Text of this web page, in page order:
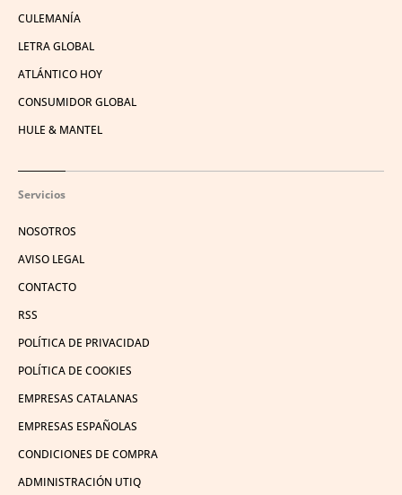
CULEMANÍA
LETRA GLOBAL
ATLÁNTICO HOY
CONSUMIDOR GLOBAL
HULE & MANTEL
Servicios
NOSOTROS
AVISO LEGAL
CONTACTO
RSS
POLÍTICA DE PRIVACIDAD
POLÍTICA DE COOKIES
EMPRESAS CATALANAS
EMPRESAS ESPAÑOLAS
CONDICIONES DE COMPRA
ADMINISTRACIÓN UTIQ